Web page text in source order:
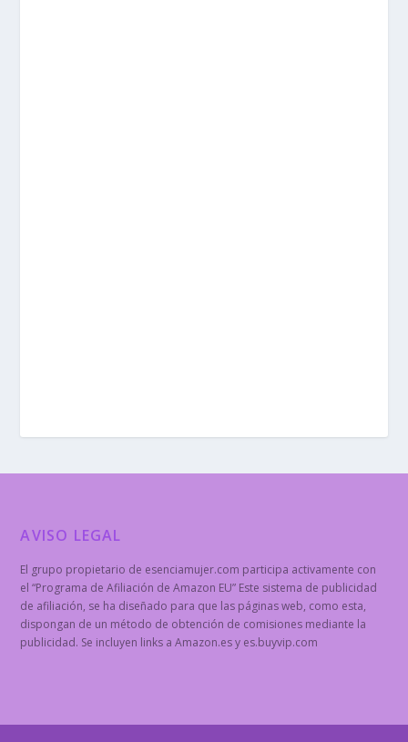
AVISO LEGAL
El grupo propietario de esenciamujer.com participa activamente con
el “Programa de Afiliación de Amazon EU” Este sistema de publicidad
de afiliación, se ha diseñado para que las páginas web, como esta,
dispongan de un método de obtención de comisiones mediante la
publicidad. Se incluyen links a Amazon.es y es.buyvip.com